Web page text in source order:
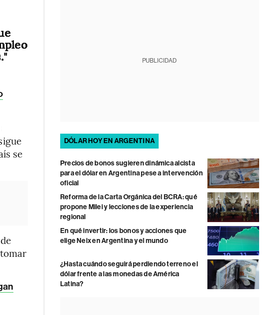
"
se
PUBLICIDAD
DÓLAR HOY EN ARGENTINA
Precios de bonos sugieren dinámica alcista
para el dólar en Argentina pese a intervención
oficial
Reforma de la Carta Orgánica del BCRA: qué
propone Milei y lecciones de la experiencia
regional
En qué invertir: los bonos y acciones que
elige Neix en Argentina y el mundo
¿Hasta cuándo seguirá perdiendo terreno el
dólar frente a las monedas de América
Latina?